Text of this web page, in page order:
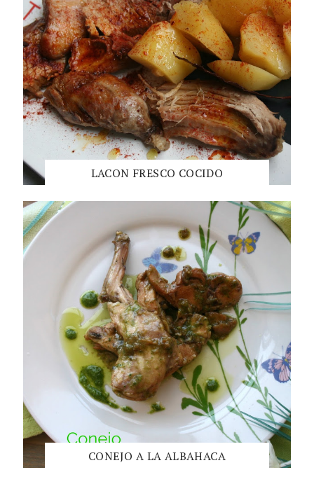
LACON FRESCO COCIDO
CONEJO A LA ALBAHACA